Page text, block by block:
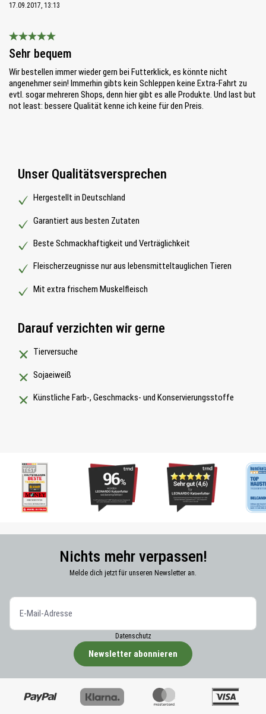
17.09.2017, 13:13
Bewertung mit 5 von 5 Sternen
Sehr bequem
Wir bestellen immer wieder gern bei Futterklick, es könnte nicht
angenehmer sein! Immerhin gibts kein Schleppen keine Extra-Fahrt zu
evtl. sogar mehreren Shops, denn hier gibt es alle Produkte. Und last but
not least: bessere Qualität kenne ich keine für den Preis.
Unser Qualitätsversprechen
Hergestellt in Deutschland
Garantiert aus besten Zutaten
Beste Schmackhaftigkeit und Verträglichkeit
Fleischerzeugnisse nur aus lebensmitteltauglichen Tieren
Mit extra frischem Muskelfleisch
Darauf verzichten wir gerne
Tierversuche
Sojaeiweiß
Künstliche Farb-, Geschmacks- und Konservierungsstoffe
Nichts mehr verpassen!
Melde dich jetzt für unseren Newsletter an.
Datenschutz
Newsletter abonnieren